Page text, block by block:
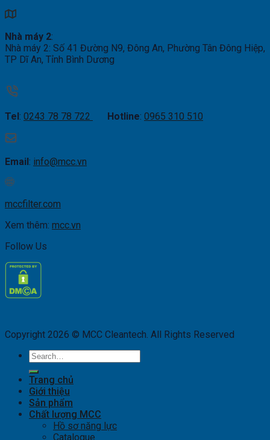
Nhà máy 2:
Nhà máy 2: Số 41 Đường N9, Đông An, Phường Tân Đông Hiệp,
TP Dĩ An, Tỉnh Bình Dương
Tel : 0243 78 78 722 Hotline: 0965 310 510
Email : info@mcc.vn
mccfilter.com
Xem thêm: mcc.vn
Follow Us
Copyright 2026 © MCC Cleantech. All Rights Reserved
Search
Trang chủ
Giới thiệu
Sản phẩm
Chất lượng MCC
Hồ sơ năng lực
Catalogue